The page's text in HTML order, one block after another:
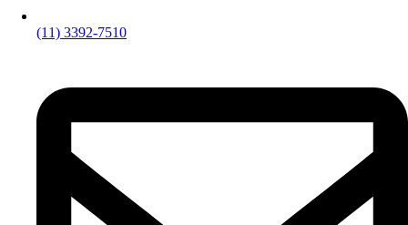
(11) 3392-7510